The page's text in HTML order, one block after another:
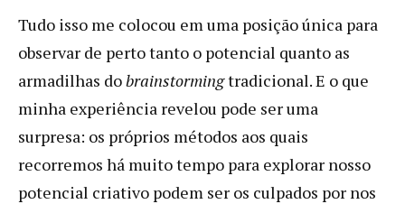
Tudo isso me colocou em uma posição única para
observar de perto tanto o potencial quanto as
armadilhas dobrainstormingtradicional. E o que
minha experiência revelou pode ser uma
surpresa: os próprios métodos aos quais
recorremos há muito tempo para explorar nosso
potencial criativo podem ser os culpados por nos